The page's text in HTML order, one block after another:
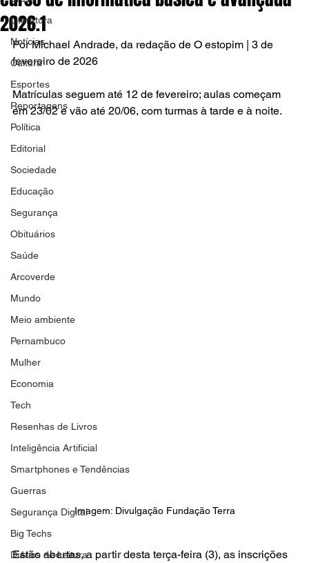
Literatura
Notícias
Cultura
Esportes
Reportagens
Política
Editorial
Sociedade
Educação
Segurança
Obituários
Saúde
Arcoverde
Mundo
Meio ambiente
Pernambuco
Mulher
Economia
Tech
Resenhas de Livros
Inteligência Artificial
Smartphones e Tendências
Guerras
Segurança Digital
Big Techs
Diários de Leitura
2026.1
Por Michael Andrade, da redação de O estopim | 3 de
fevereiro de 2026
Matrículas seguem até 12 de fevereiro; aulas começam
em 23/02 e vão até 20/06, com turmas à tarde e à noite.
Imagem: Divulgação Fundação Terra
Estão abertas, a partir desta terça-feira (3), as inscrições